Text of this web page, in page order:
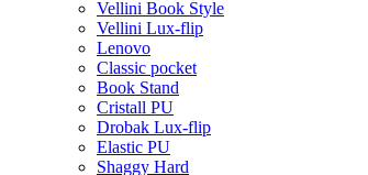
Vellini Book Style
Vellini Lux-flip
Lenovo
Classic pocket
Book Stand
Cristall PU
Drobak Lux-flip
Elastic PU
Shaggy Hard